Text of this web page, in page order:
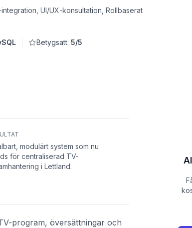
UI/UX-konsultation, Rollbaserat
Betygsatt: 5/5
modulärt system som nu
för centraliserad TV-
i Lettland.
program, översättningar och